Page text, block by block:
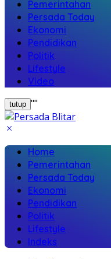
Pemerintahan
Persada Today
Ekonomi
Pendidikan
Politik
Lifestyle
Video
tutup ""
Home
Pemerintahan
Persada Today
Ekonomi
Pendidikan
Politik
Lifestyle
Indeks